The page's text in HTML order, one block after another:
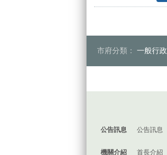
市府分類： 一般行政
公告訊息 公告訊息
機關介紹 首長介紹